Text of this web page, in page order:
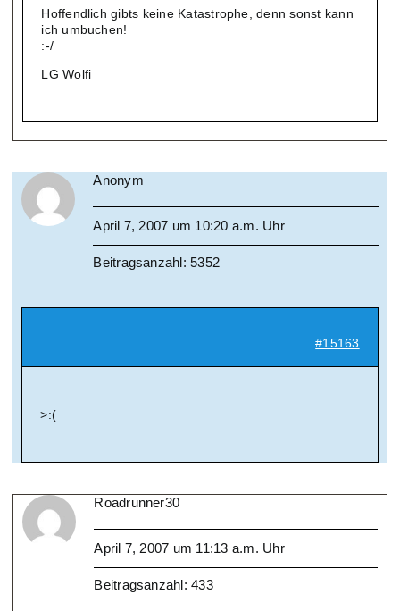
Hoffendlich gibts keine Katastrophe, denn sonst kann
ich umbuchen!
:-/
LG Wolfi
Anonym
April 7, 2007 um 10:20 a.m. Uhr
Beitragsanzahl: 5352
#15163
>:(
Roadrunner30
April 7, 2007 um 11:13 a.m. Uhr
Beitragsanzahl: 433